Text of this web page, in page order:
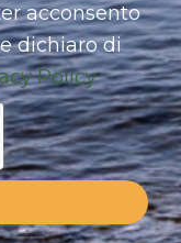
acconsento
dichiaro di
Policy